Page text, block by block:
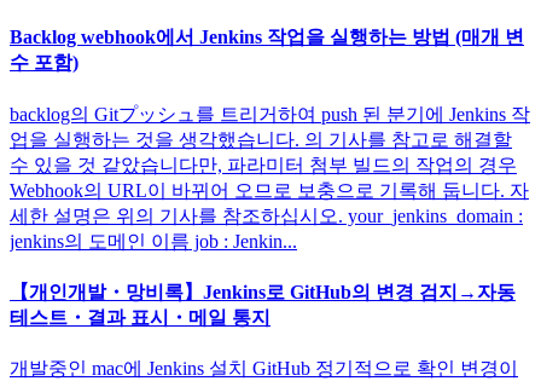
Backlog webhook에서 Jenkins 작업을 실행하는 방법 (매개 변
수 포함)
backlog의 Gitプッシュ를 트리거하여 push 된 분기에 Jenkins 작
업을 실행하는 것을 생각했습니다. 의 기사를 참고로 해결할
수 있을 것 같았습니다만, 파라미터 첨부 빌드의 작업의 경우
Webhook의 URL이 바뀌어 오므로 보충으로 기록해 둡니다. 자
세한 설명은 위의 기사를 참조하십시오. your_jenkins_domain :
jenkins의 도메인 이름 job : Jenkin...
【개인개발・망비록】Jenkins로 GitHub의 변경 검지→자동
테스트・결과 표시・메일 통지
개발중인 mac에 Jenkins 설치 GitHub 정기적으로 확인 변경이